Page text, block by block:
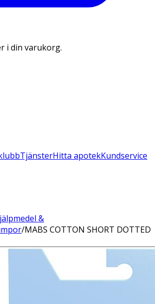
i din varukorg.
TjänsterHitta apotekKundservice
&
/MABS COTTON SHORT DOTTED